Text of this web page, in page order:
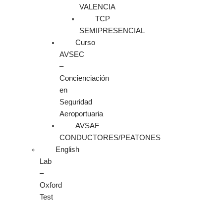
VALENCIA
TCP
SEMIPRESENCIAL
Curso
AVSEC
–
Concienciación
en
Seguridad
Aeroportuaria
AVSAF
CONDUCTORES/PEATONES
English
Lab
–
Oxford
Test